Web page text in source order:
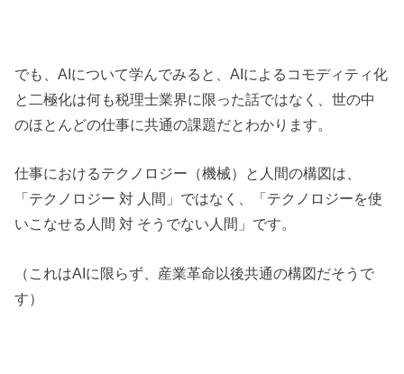
でも、AIについて学んでみると、AIによるコモディティ化
と二極化は何も税理士業界に限った話ではなく、世の中
のほとんどの仕事に共通の課題だとわかります。
仕事におけるテクノロジー（機械）と人間の構図は、
「テクノロジー 対 人間」ではなく、「テクノロジーを使
いこなせる人間 対 そうでない人間」です。
（これはAIに限らず、産業革命以後共通の構図だそうで
す）